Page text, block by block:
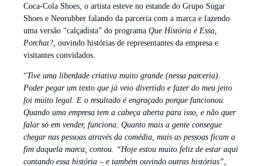
Coca-Cola Shoes, o artista esteve no estande do Grupo Sugar
Shoes e Neorubber falando da parceria com a marca e fazendo
uma versão “calçadista” do programa Que História é Essa,
Porchat?, ouvindo histórias de representantes da empresa e
visitantes convidados.
“Tive uma liberdade criativa muito grande (nessa parceria).
Poder pegar um texto que já veio divertido e fazer do meu jeito
foi muito legal. E o resultado é engraçado porque funcionou.
Quando uma empresa tem a cabeça aberta para isso, e não quer
falar só em vender, funciona. Quanto mais a gente consegue
chegar nas pessoas através da comédia, mais as pessoas ficam a
fim daquela marca, contou. “Hoje estou muito feliz de estar aqui
contando essa história – e também ouvindo outras histórias”